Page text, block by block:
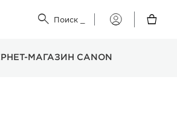
 Поиск
Мой

МАГАЗИН CANON